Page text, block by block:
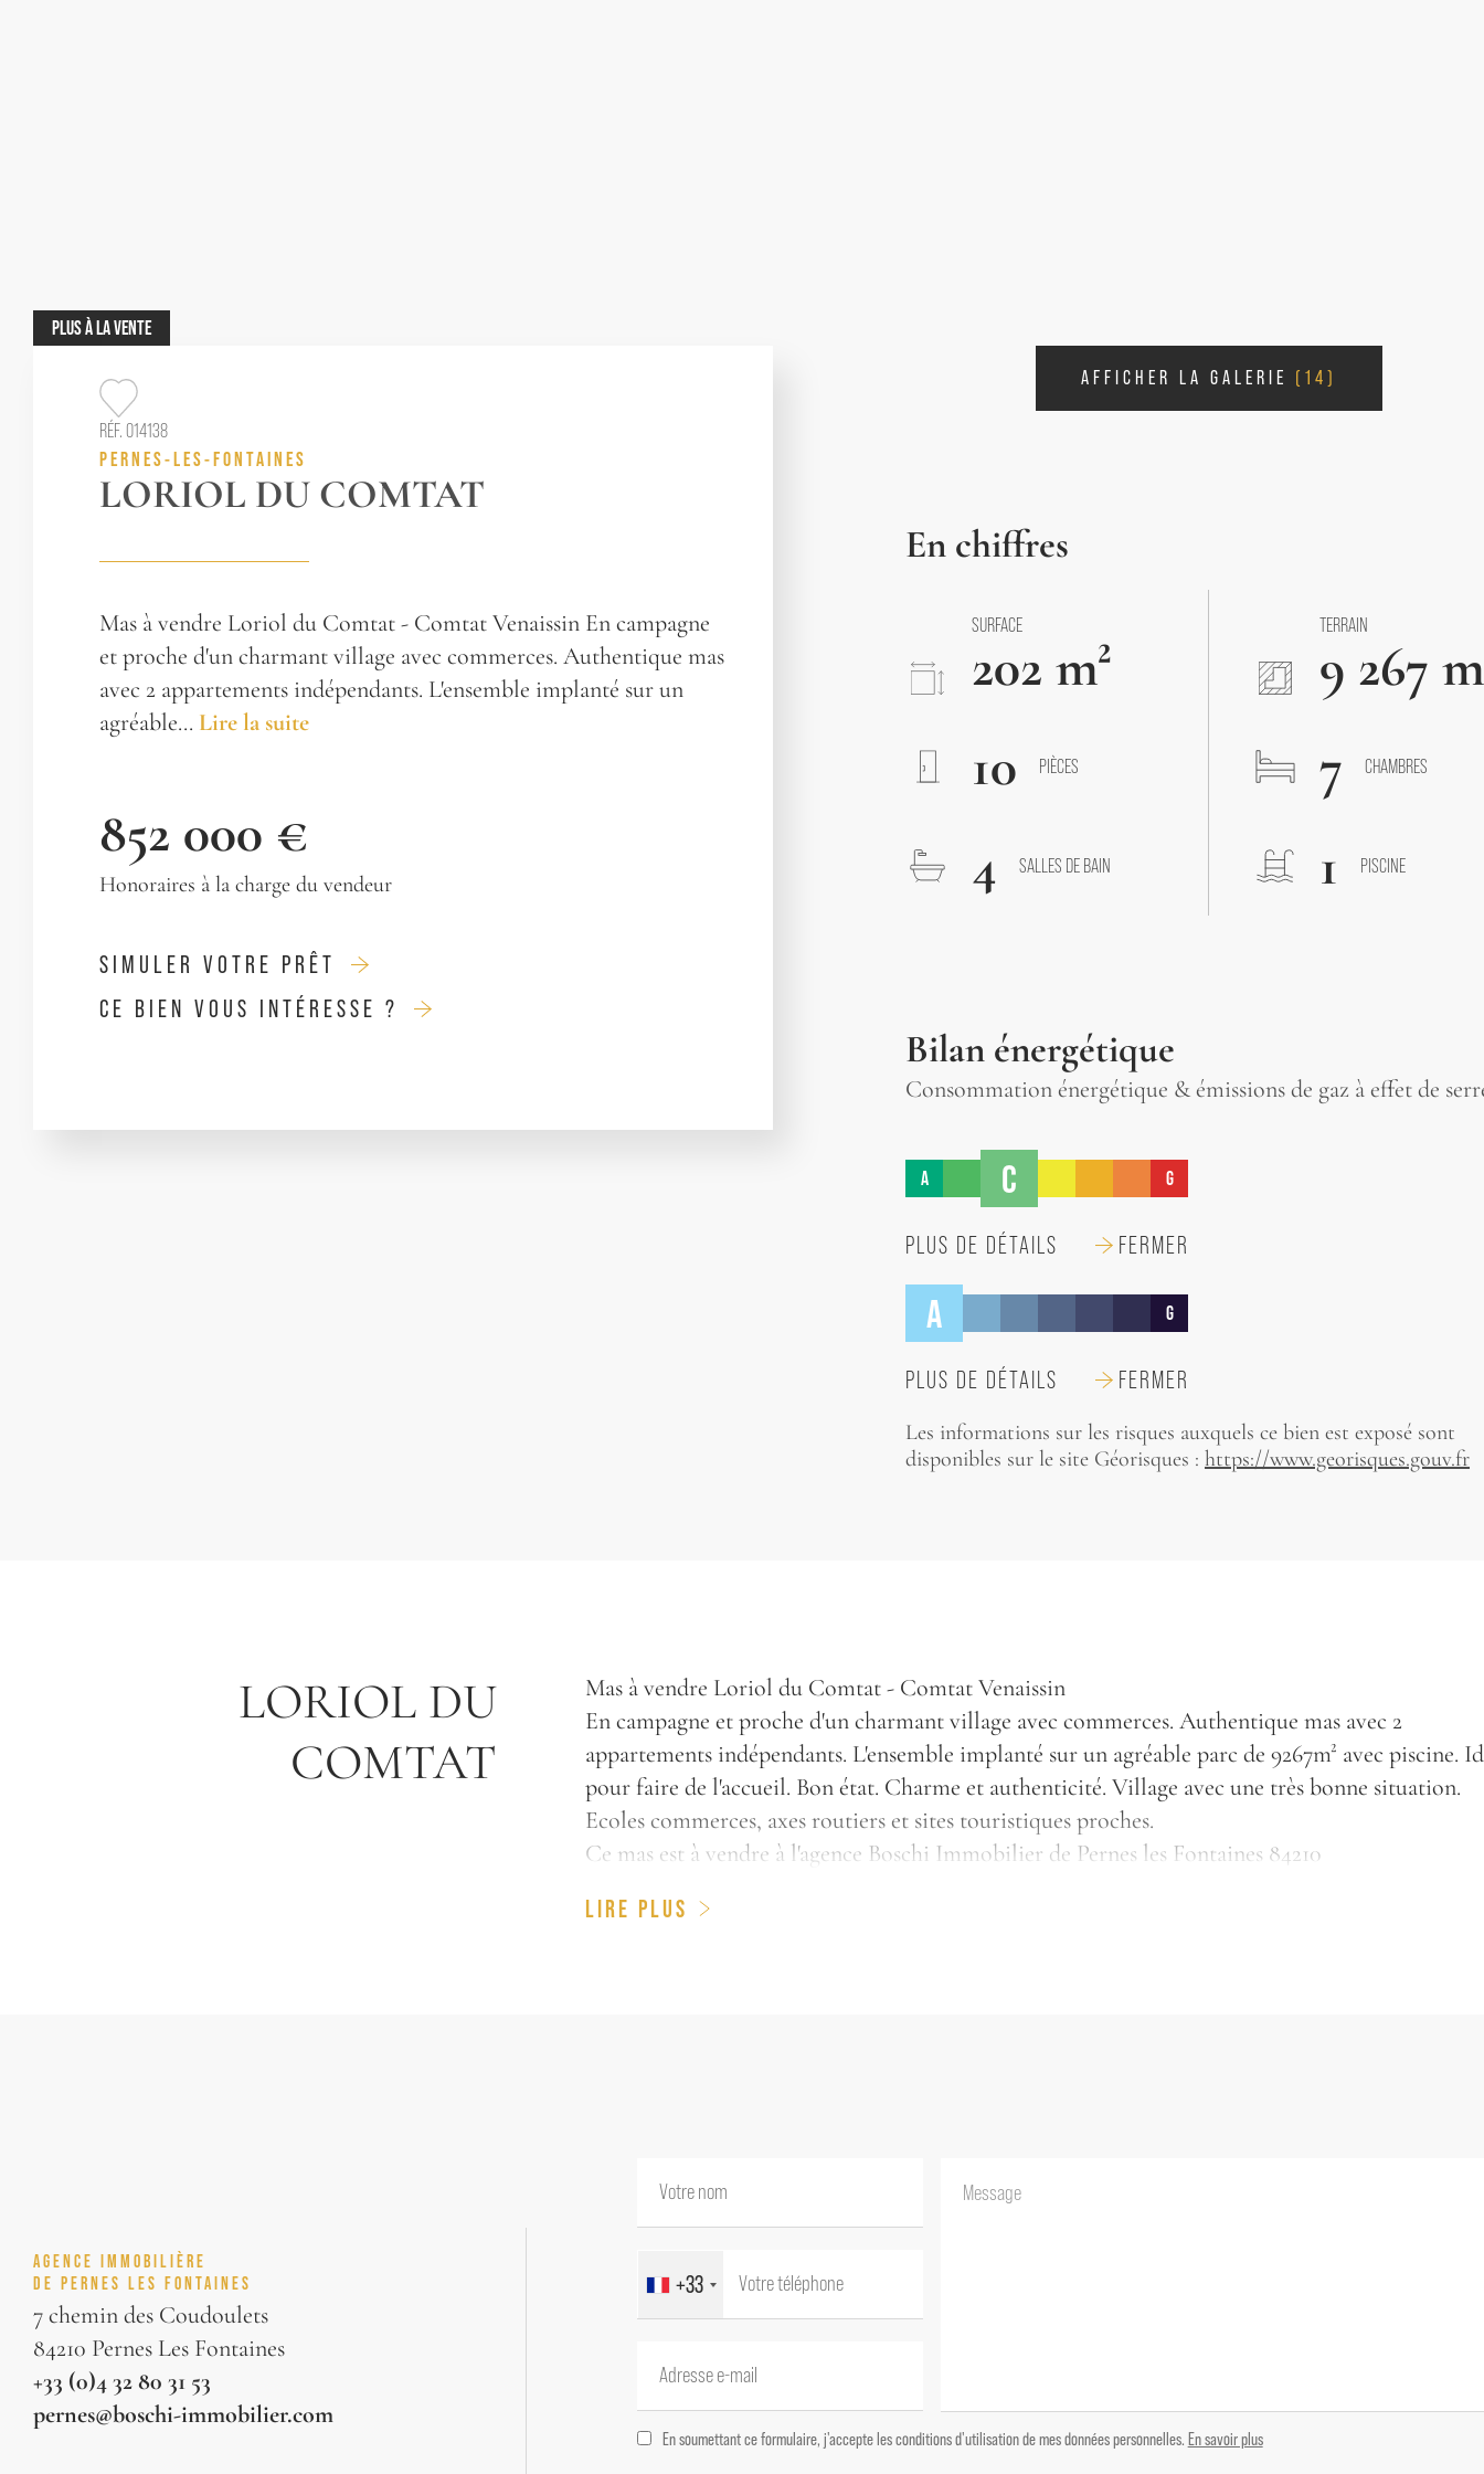
PLUSÀ LA VENTE
RÉF. 014138
PERNES-LES-FONTAINES
LORIOL DU COMTAT
Mas à vendre Loriol du Comtat - Comtat Venaissin En campagne
et proche d'un charmant village avec commerces. Authentique mas
avec 2 appartements indépendants. L'ensemble implanté sur un
agréable... Lire la suite
852 000 €
Honoraires à la charge du vendeur
SIMULER VOTRE PRÊT
CE BIEN VOUS INTÉRESSE ?
AFFICHER LA GALERIE (14)
En chiffres
SURFACE
202 m²
TERRAIN
9 267
10
PIÈCES 7 CHAMBRES
4 SALLES DE BAIN 1 PISCINE
Bilan énergétique
Consommation énergétique & émissions de gaz à effet de
A C G
PLUS DE DÉTAILS FERMER
A G
PLUS DE DÉTAILS FERMER
Les informations sur les risques auxquels ce bien est exposé sont
disponibles sur le site Géorisques : https://www.georisques.gouv.fr
LORIOL DU
COMTAT
Mas à vendre Loriol du Comtat - Comtat Venaissin
En campagne et proche d'un charmant village avec commerces. Authentique mas avec 2
appartements indépendants. L'ensemble implanté sur un agréable parc de 9267m² avec piscine.
pour faire de l'accueil. Bon état. Charme et authenticité. Village avec une très bonne situation.
Ecoles commerces, axes routiers et sites touristiques proches.
Ce mas est à vendre à l'agence Boschi Immobilier de Pernes les Fontaines 84210
Entrée 15m²
Chambre 16.50m²
palier 3m²
Dégagement 9m²
-Gite T3 45m²
-Gite T3 55m²
LIRE PLUS
AGENCE IMMOBILIÈRE
DE PERNES LES FONTAINES
7 chemin des Coudoulets
84210 Pernes Les Fontaines
+33 (0)4 32 80 31 53
pernes@boschi-immobilier.com
+33
En soumettant ce formulaire, j'accepte les conditions d'utilisation de mes données personnelles. En savoir plus